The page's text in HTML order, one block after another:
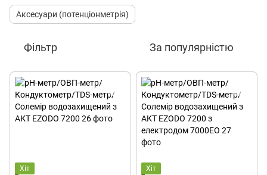
Аксесуари (потенціонметрія)
Фільтр За популярністю
Хіт
Хіт